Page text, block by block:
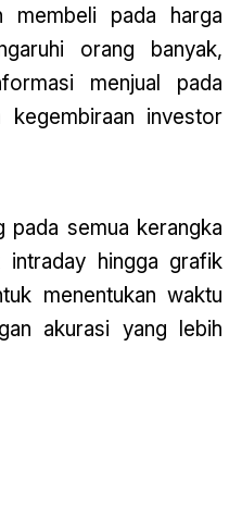
membeli pada harga
orang banyak,
menjual pada
kegembiraan investor
pada semua kerangka
hingga grafik
menentukan waktu
akurasi yang lebih